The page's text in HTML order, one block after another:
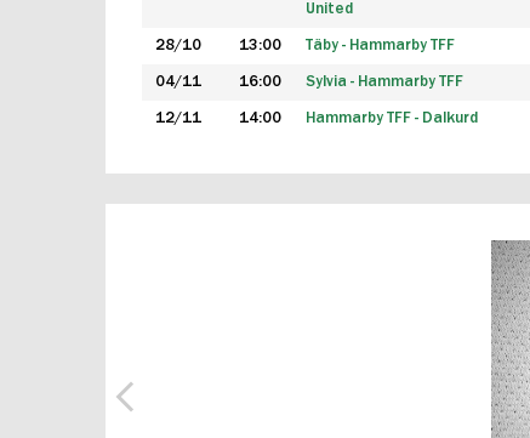
United
28/10 13:00 Täby - Hammarby TFF
04/11 16:00 Sylvia - Hammarby TFF
12/11 14:00 Hammarby TFF - Dalkurd